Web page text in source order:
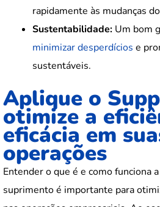
rapidamente às mudanças
Sustentabilidade: Um bom
minimizar desperdícios e
sustentáveis.
Aplique o
otimize a
eficácia em
operações
Entender o que é e como funciona
suprimento é importante para